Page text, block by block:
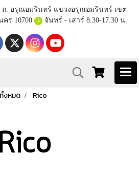
ถ. อรุณอมรินทร์ แขวงอรุณอมรินทร์ เขต
ร 10700
จันทร์ - เสาร์ 8.30-17.30 น.
งหมด Rico
Rico